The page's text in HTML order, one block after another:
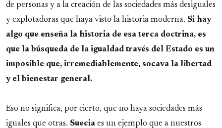
de personas y a la creación de las sociedades más desiguales
y explotadoras que haya visto la historia moderna. Si hay
algo que enseña la historia de esa terca doctrina, es
que la búsqueda de la igualdad través del Estado es un
imposible que, irremediablemente, socava la libertad
y el bienestar general.
Eso no significa, por cierto, que no haya sociedades más
iguales que otras. Suecia es un ejemplo que a nuestros